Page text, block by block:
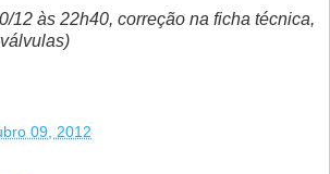
12 às 22h40, correção na ficha técnica,
09, 2012